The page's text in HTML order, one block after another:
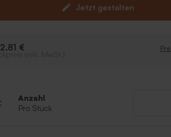
Holz ist ein Naturprodukt, daher kann das Produkt
Jetzt gestalten
2,81 €
Anzahl
Pro Stück